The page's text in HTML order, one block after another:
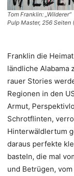
Tom Franklin: „Wilderer“
Pulp Master, 256 Seiten
Franklin die
ländliche Alabama
rauer Stories
Regionen in den
Armut,
Schrotflinten,
Hinterwäldlertum
daraus perfekte
basteln, die mal
und Betrügen,